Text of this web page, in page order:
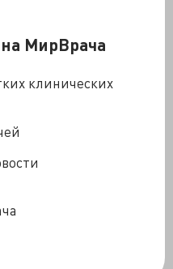
МирВрача
клинических
по последнему, не
кое-какие
к чему-
областях. Начиная с
или собирать, или
купить - её готовить-то
по велению души. А так -
к вашим услугам. Ну